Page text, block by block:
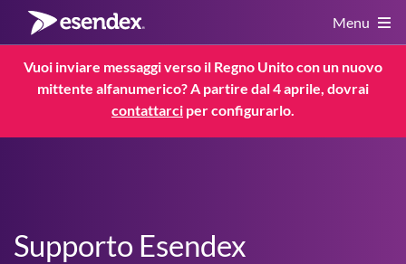
Menu
Servizi
Risorse
Service Status
Vuoi inviare messaggi verso il Regno Unito con un nuovo
mittente alfanumerico? A partire dal 4 aprile, dovrai
contattarci per configurarlo.
Supporto Esendex